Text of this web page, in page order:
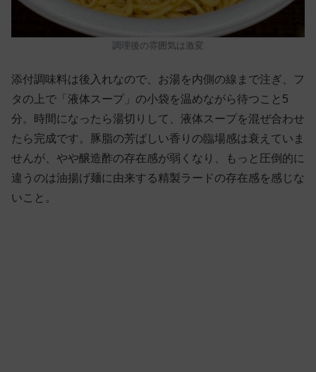
調理後の雰囲気は激変
添付調味料は後入れなので、お湯を内側の線まで注ぎ、フ
タの上で「液体スープ」の小袋を温めながら待つこと5
分。時間になったら湯切りして、液体スープを混ぜ合わせ
たら完成です。豚脂の芳ばしい香りの臨場感は衰えていま
せんが、やや醸造酢の存在感が弱くなり、もっと圧倒的に
違うのは油揚げ麺に由来する精製ラードの存在感を感じな
いこと。